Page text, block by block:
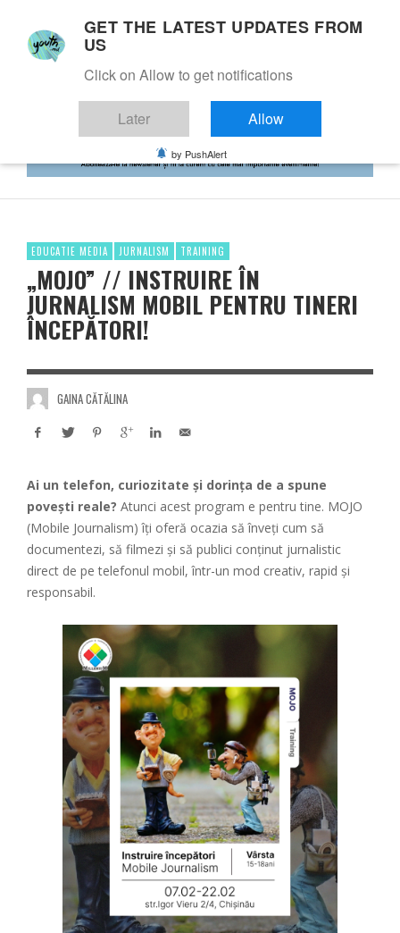
EDUCATIE MEDIA JURNALISM TRAINING
„MOJO” // INSTRUIRE ÎN
JURNALISM MOBIL PENTRU TINERI
ÎNCEPĂTORI!
GAINA CĂTĂLINA
Ai un telefon, curiozitate și dorința de a spune
povești reale? Atunci acest program e pentru tine. MOJO
(Mobile Journalism) îți oferă ocazia să înveți cum să
documentezi, să filmezi și să publici conținut jurnalistic
direct de pe telefonul mobil, într-un mod creativ, rapid și
responsabil.
GET THE LATEST UPDATES FROM
US
Click on Allow to get notifications
Later Allow
by PushAlert